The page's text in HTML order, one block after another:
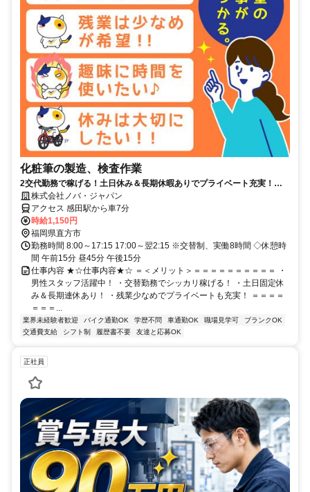
化粧筆の製造、検査作業
2交代勤務で稼げる！土日休み＆長期休暇ありでプライベート充実！カ
ンタン作業！
株式会社ノバ・ジャパン
アクセス 感田駅から車7分
時給1,150円
福岡県直方市
勤務時間 8:00～17:15 17:00～翌2:15 ※交替制、実働8時間 ◇休憩時
間 午前15分 昼45分 午後15分
仕事内容 ★☆仕事内容★☆ ＝＜メリット＞＝＝＝＝＝＝＝＝＝＝ ・
男性スタッフ活躍中！ ・交替勤務でシッカリ稼げる！ ・土日固定休
み＆長期連休あり！ ・残業少なめでプライベートも充実！ ＝＝＝＝
＝＝＝...
業界未経験者歓迎 バイク通勤OK 学歴不問 車通勤OK 職場見学可
ブランクOK
交通費支給
シフト制 履歴書不要 友達と応募OK
正社員